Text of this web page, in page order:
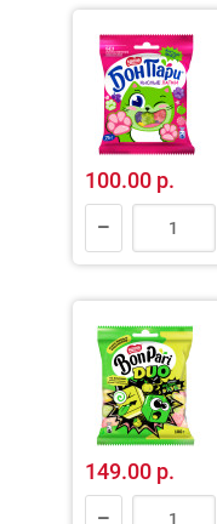
100.00 р.
149.00 р.